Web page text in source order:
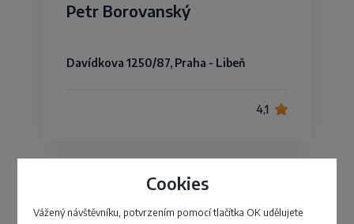
Cookies
Vážený návštěvníku, potvrzením pomocí tlačítka OK udělujete
Petr Borovanský
Davídkova 1250/87, Praha - Libeň
4,1
Tomáš Hlaváček